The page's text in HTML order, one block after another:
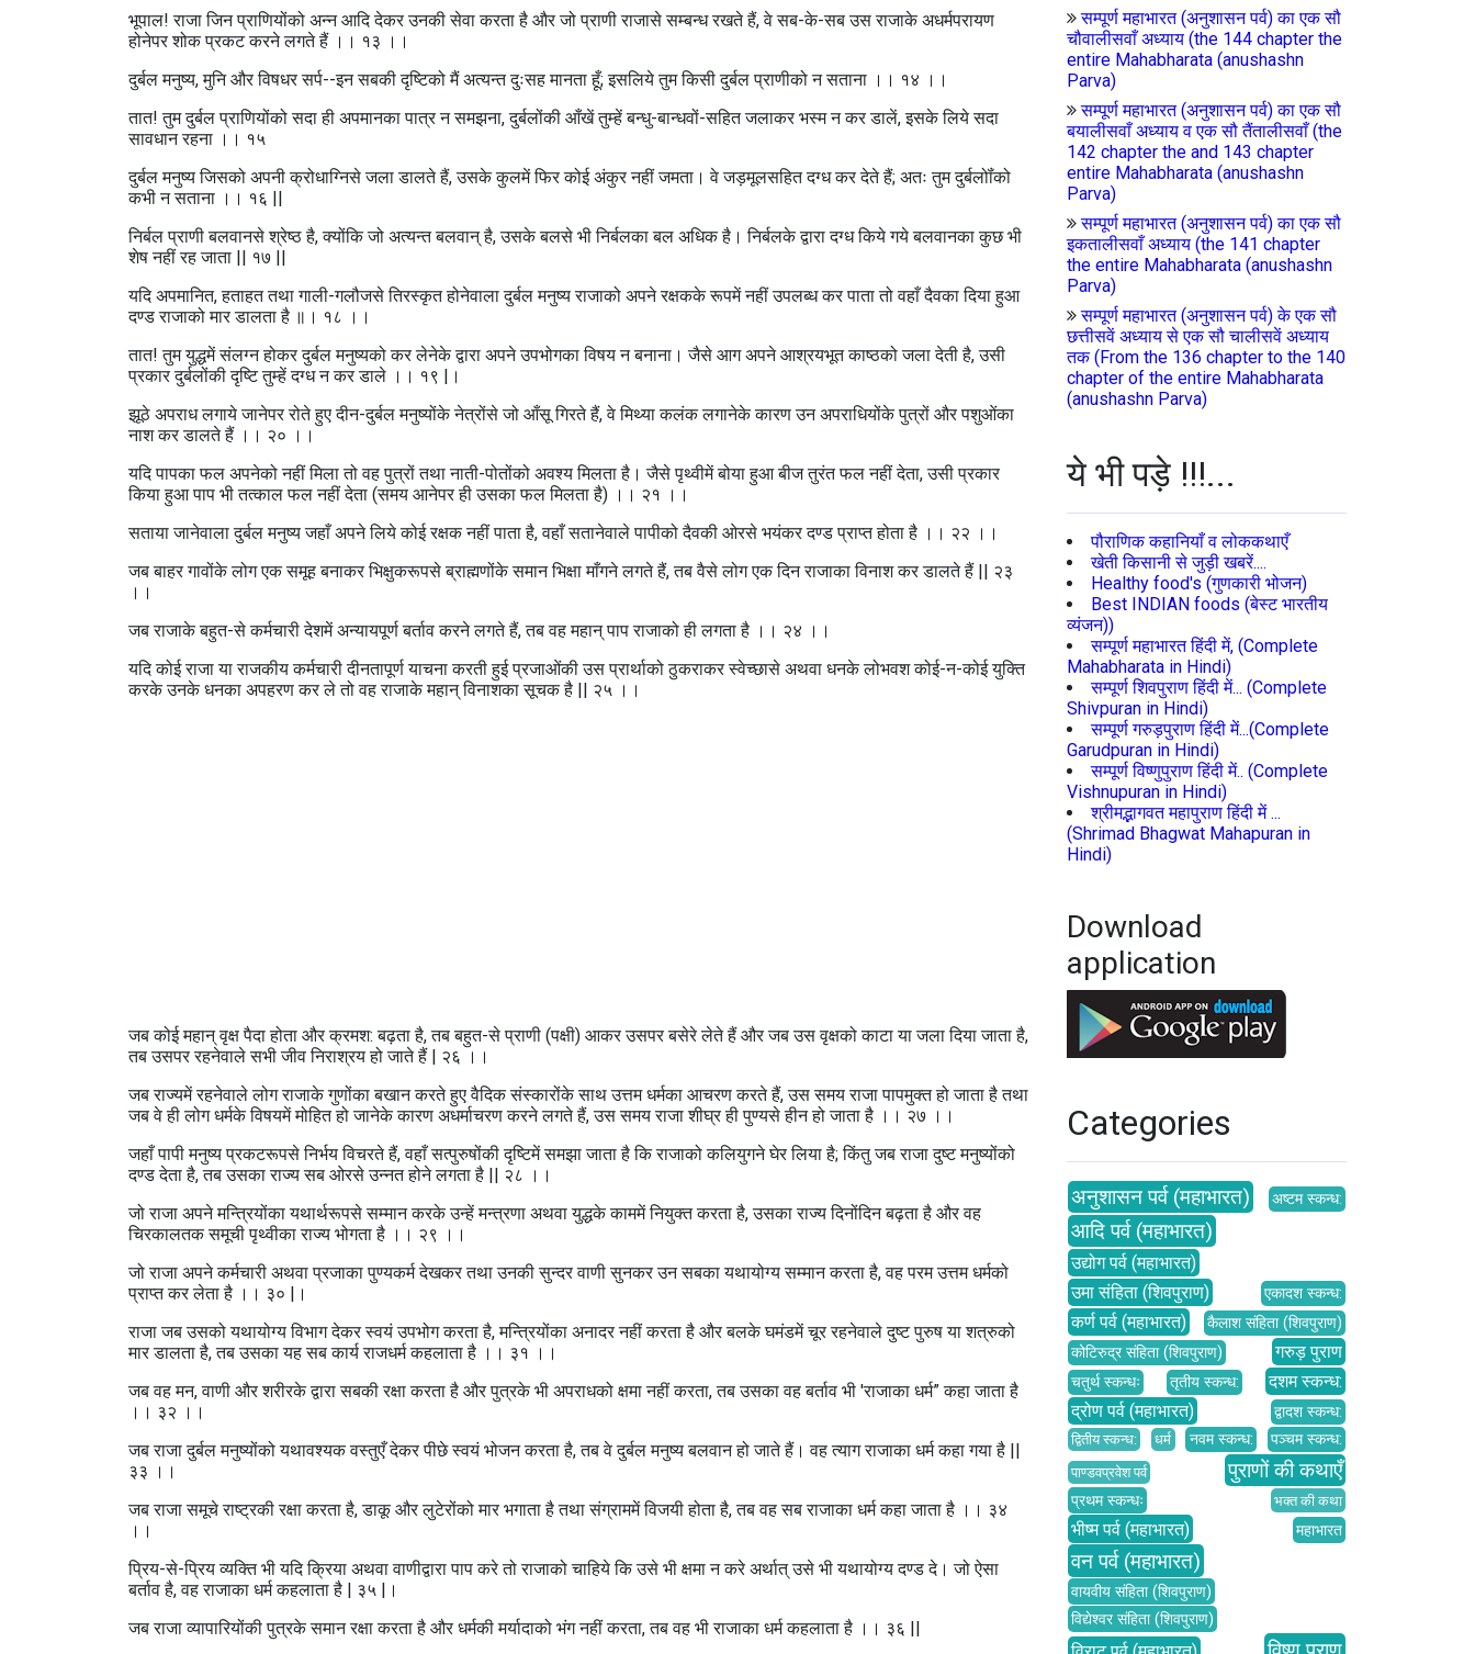
भूपाल! राजा जिन प्राणियोंको अन्न आदि देकर उनकी सेवा करता है और जो प्राणी राजासे सम्बन्ध रखते हैं, वे सब-के-सब उस राजाके अधर्मपरायण
होनेपर शोक प्रकट करने लगते हैं ।। १३ ।।
दुर्बल मनुष्य, मुनि और विषधर सर्प--इन सबकी दृष्टिको मैं अत्यन्त दुःसह मानता हूँ; इसलिये तुम किसी दुर्बल प्राणीको न सताना ।। १४ ।।
तात! तुम दुर्बल प्राणियोंको सदा ही अपमानका पात्र न समझना, दुर्बलोंकी आँखें तुम्हें बन्धु-बान्धवों-सहित जलाकर भस्म न कर डालें, इसके लिये सदा
सावधान रहना ।। १५
दुर्बल मनुष्य जिसको अपनी क्रोधाग्निसे जला डालते हैं, उसके कुलमें फिर कोई अंकुर नहीं जमता। वे जड़मूलसहित दग्ध कर देते हैं; अतः तुम दुर्बलोॉंको
कभी न सताना ।। १६ ||
निर्बल प्राणी बलवानसे श्रेष्ठ है, क्योंकि जो अत्यन्त बलवान्‌ है, उसके बलसे भी निर्बलका बल अधिक है। निर्बलके द्वारा दग्ध किये गये बलवानका कुछ भी
शेष नहीं रह जाता || १७ ||
यदि अपमानित, हताहत तथा गाली-गलौजसे तिरस्कृत होनेवाला दुर्बल मनुष्य राजाको अपने रक्षकके रूपमें नहीं उपलब्ध कर पाता तो वहाँ दैवका दिया हुआ
दण्ड राजाको मार डालता है ॥। १८ ।।
तात! तुम युद्धमें संलग्न होकर दुर्बल मनुष्यको कर लेनेके द्वारा अपने उपभोगका विषय न बनाना। जैसे आग अपने आश्रयभूत काष्ठको जला देती है, उसी
प्रकार दुर्बलोंकी दृष्टि तुम्हें दग्ध न कर डाले ।। १९ |।
झूठे अपराध लगाये जानेपर रोते हुए दीन-दुर्बल मनुष्योंके नेत्रोंसे जो आँसू गिरते हैं, वे मिथ्या कलंक लगानेके कारण उन अपराधियोंके पुत्रों और पशुओंका
नाश कर डालते हैं ।। २० ।।
यदि पापका फल अपनेको नहीं मिला तो वह पुत्रों तथा नाती-पोतोंको अवश्य मिलता है। जैसे पृथ्वीमें बोया हुआ बीज तुरंत फल नहीं देता, उसी प्रकार
किया हुआ पाप भी तत्काल फल नहीं देता (समय आनेपर ही उसका फल मिलता है) ।। २१ ।।
सताया जानेवाला दुर्बल मनुष्य जहाँ अपने लिये कोई रक्षक नहीं पाता है, वहाँ सतानेवाले पापीको दैवकी ओरसे भयंकर दण्ड प्राप्त होता है ।। २२ ।।
जब बाहर गावोंके लोग एक समूह बनाकर भिक्षुकरूपसे ब्राह्मणोंके समान भिक्षा माँगने लगते हैं, तब वैसे लोग एक दिन राजाका विनाश कर डालते हैं || २३
।।
जब राजाके बहुत-से कर्मचारी देशमें अन्यायपूर्ण बर्ताव करने लगते हैं, तब वह महान्‌ पाप राजाको ही लगता है ।। २४ ।।
यदि कोई राजा या राजकीय कर्मचारी दीनतापूर्ण याचना करती हुई प्रजाओंकी उस प्रार्थाको ठुकराकर स्वेच्छासे अथवा धनके लोभवश कोई-न-कोई युक्ति
करके उनके धनका अपहरण कर ले तो वह राजाके महान्‌ विनाशका सूचक है || २५ ।।
जब कोई महान्‌ वृक्ष पैदा होता और क्रमश: बढ़ता है, तब बहुत-से प्राणी (पक्षी) आकर उसपर बसेरे लेते हैं और जब उस वृक्षको काटा या जला दिया जाता है,
तब उसपर रहनेवाले सभी जीव निराश्रय हो जाते हैं | २६ ।।
जब राज्यमें रहनेवाले लोग राजाके गुणोंका बखान करते हुए वैदिक संस्कारोंके साथ उत्तम धर्मका आचरण करते हैं, उस समय राजा पापमुक्त हो जाता है तथा
जब वे ही लोग धर्मके विषयमें मोहित हो जानेके कारण अधर्माचरण करने लगते हैं, उस समय राजा शीघ्र ही पुण्यसे हीन हो जाता है ।। २७ ।।
जहाँ पापी मनुष्य प्रकटरूपसे निर्भय विचरते हैं, वहाँ सत्पुरुषोंकी दृष्टिमें समझा जाता है कि राजाको कलियुगने घेर लिया है; किंतु जब राजा दुष्ट मनुष्योंको
दण्ड देता है, तब उसका राज्य सब ओरसे उन्नत होने लगता है || २८ ।।
जो राजा अपने मन्त्रियोंका यथार्थरूपसे सम्मान करके उन्हें मन्त्रणा अथवा युद्धके काममें नियुक्त करता है, उसका राज्य दिनोंदिन बढ़ता है और वह
चिरकालतक समूची पृथ्वीका राज्य भोगता है ।। २९ ।।
जो राजा अपने कर्मचारी अथवा प्रजाका पुण्यकर्म देखकर तथा उनकी सुन्दर वाणी सुनकर उन सबका यथायोग्य सम्मान करता है, वह परम उत्तम धर्मको
प्राप्त कर लेता है ।। ३० |।
राजा जब उसको यथायोग्य विभाग देकर स्वयं उपभोग करता है, मन्त्रियोंका अनादर नहीं करता है और बलके घमंडमें चूर रहनेवाले दुष्ट पुरुष या शत्रुको
मार डालता है, तब उसका यह सब कार्य राजधर्म कहलाता है ।। ३१ ।।
जब वह मन, वाणी और शरीरके द्वारा सबकी रक्षा करता है और पुत्रके भी अपराधको क्षमा नहीं करता, तब उसका वह बर्ताव भी 'राजाका धर्म” कहा जाता है
।। ३२ ।।
जब राजा दुर्बल मनुष्योंको यथावश्यक वस्तुएँ देकर पीछे स्वयं भोजन करता है, तब वे दुर्बल मनुष्य बलवान हो जाते हैं। वह त्याग राजाका धर्म कहा गया है ||
३३ ।।
जब राजा समूचे राष्ट्रकी रक्षा करता है, डाकू और लुटेरोंको मार भगाता है तथा संग्राममें विजयी होता है, तब वह सब राजाका धर्म कहा जाता है ।। ३४
।।
प्रिय-से-प्रिय व्यक्ति भी यदि क्रिया अथवा वाणीद्वारा पाप करे तो राजाको चाहिये कि उसे भी क्षमा न करे अर्थात्‌ उसे भी यथायोग्य दण्ड दे। जो ऐसा
बर्ताव है, वह राजाका धर्म कहलाता है | ३५ |।
जब राजा व्यापारियोंकी पुत्रके समान रक्षा करता है और धर्मकी मर्यादाको भंग नहीं करता, तब वह भी राजाका धर्म कहलाता है ।। ३६ ||
सम्पूर्ण महाभारत (अनुशासन पर्व) का एक सौ
चौवालीसवाँ अध्याय (the 144 chapter the
entire Mahabharata (anushashn
Parva)
सम्पूर्ण महाभारत (अनुशासन पर्व) का एक सौ
बयालीसवाँ अध्याय व एक सौ तैंतालीसवाँ (the
142 chapter the and 143 chapter
entire Mahabharata (anushashn
Parva)
सम्पूर्ण महाभारत (अनुशासन पर्व) का एक सौ
इकतालीसवाँ अध्याय (the 141 chapter
the entire Mahabharata (anushashn
Parva)
सम्पूर्ण महाभारत (अनुशासन पर्व) के एक सौ
छत्तीसवें अध्याय से एक सौ चालीसवें अध्याय
तक (From the 136 chapter to the 140
chapter of the entire Mahabharata
(anushashn Parva)
ये भी पड़े !!!...
पौराणिक कहानियाँ व लोककथाएँ
खेती किसानी से जुड़ी खबरें....
Healthy food's (गुणकारी भोजन)
Best INDIAN foods (बेस्ट भारतीय
व्यंजन))
सम्पूर्ण महाभारत हिंदी में, (Complete
Mahabharata in Hindi)
सम्पूर्ण शिवपुराण हिंदी में... (Complete
Shivpuran in Hindi)
सम्पूर्ण गरुड़पुराण हिंदी में...(Complete
Garudpuran in Hindi)
सम्पूर्ण विष्णुपुराण हिंदी में.. (Complete
Vishnupuran in Hindi)
श्रीमद्भागवत महापुराण हिंदी में ...
(Shrimad Bhagwat Mahapuran in
Hindi)
Download
application
Categories
अनुशासन पर्व (महाभारत) अष्टम स्कन्ध:
आदि पर्व (महाभारत)
उद्योग पर्व (महाभारत)
उमा संहिता (शिवपुराण)
एकादश स्कन्ध:
कर्ण पर्व (महाभारत)
कैलाश संहिता (शिवपुराण)
कोटिरुद्र संहिता (शिवपुराण)
गरुड़ पुराण
चतुर्थ स्कन्धः तृतीय स्कन्ध:
दशम स्कन्ध:
द्रोण पर्व (महाभारत)
द्वादश स्कन्ध:
द्वितीय स्कन्ध: धर्म नवम स्कन्ध: पञ्चम स्कन्ध:
पाण्डवप्रवेश पर्व पुराणों की कथाएँ
प्रथम स्कन्धः भक्त की कथा
भीष्म पर्व (महाभारत) महाभारत
वन पर्व (महाभारत)
वायवीय संहिता (शिवपुराण)
विद्येश्वर संहिता (शिवपुराण)